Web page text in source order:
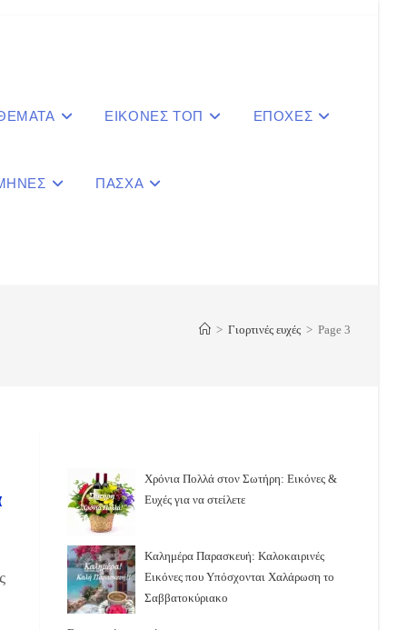
ΕΙΚΟΝΕΣ ΤΟΠ ΕΠΟΧΕΣ
ΠΑΣΧΑ
> Γιορτινές ευχές > Page 3
Χρόνια Πολλά στον Σωτήρη: Εικόνες &
Ευχές για να στείλετε
Καλημέρα Παρασκευή: Καλοκαιρινές
Εικόνες που Υπόσχονται Χαλάρωση το
Σαββατοκύριακο